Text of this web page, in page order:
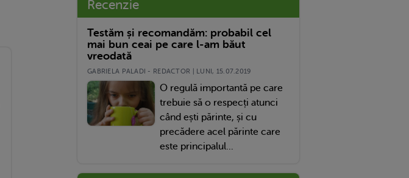
Recenzie
Testăm și recomandăm: probabil cel
mai bun ceai pe care l-am băut
vreodată
GABRIELA PALADI - REDACTOR | LUNI, 15.07.2019
O regulă importantă pe care
trebuie să o respecți atunci
când ești părinte, și cu
precădere acel părinte care
este principalul...